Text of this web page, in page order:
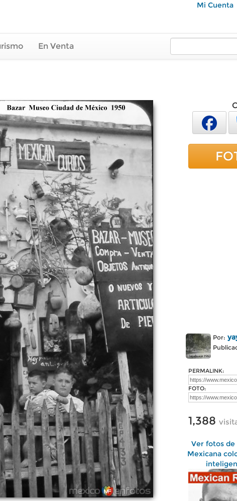
Mi Cuenta
En Venta
Por:
PERMALINK:
FOTO:
1,388
Ver fotos de
Mexicana